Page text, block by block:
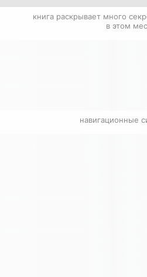
книга раскрывает много
в этом
навигационные